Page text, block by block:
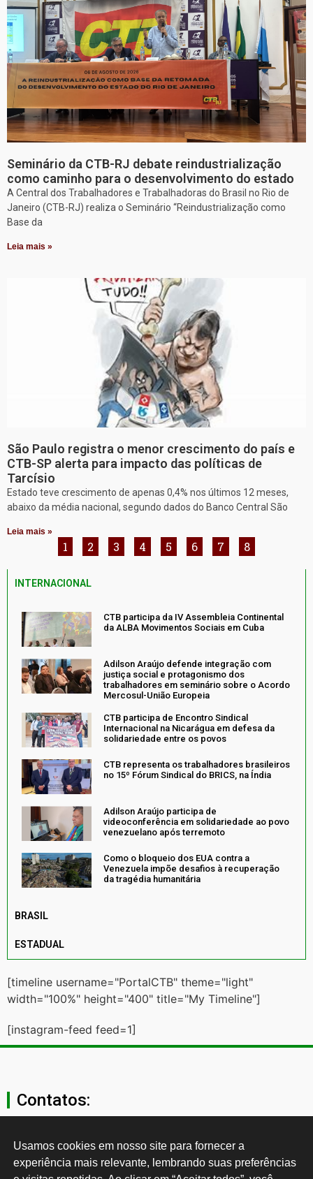
Seminário da CTB-RJ debate reindustrialização
como caminho para o desenvolvimento do estado
A Central dos Trabalhadores e Trabalhadoras do Brasil no Rio de
Janeiro (CTB-RJ) realiza o Seminário “Reindustrialização como
Base da
Leia mais »
São Paulo registra o menor crescimento do país e
CTB-SP alerta para impacto das políticas de
Tarcísio
Estado teve crescimento de apenas 0,4% nos últimos 12 meses,
abaixo da média nacional, segundo dados do Banco Central São
Leia mais »
1 2 3 4 5 6 7 8
INTERNACIONAL
CTB participa da IV Assembleia Continental
da ALBA Movimentos Sociais em Cuba
Adilson Araújo defende integração com
justiça social e protagonismo dos
trabalhadores em seminário sobre o Acordo
Mercosul-União Europeia
CTB participa de Encontro Sindical
Internacional na Nicarágua em defesa da
solidariedade entre os povos
CTB representa os trabalhadores brasileiros
no 15º Fórum Sindical do BRICS, na Índia
Adilson Araújo participa de
videoconferência em solidariedade ao povo
venezuelano após terremoto
Como o bloqueio dos EUA contra a
Venezuela impõe desafios à recuperação
da tragédia humanitária
BRASIL
ESTADUAL
[timeline username="PortalCTB" theme="light"
width="100%" height="400" title="My Timeline"]
[instagram-feed feed=1]
Contatos:
secgeral@ctb.org.br
11 3874-0040
Usamos cookies em nosso site para fornecer a
experiência mais relevante, lembrando suas preferências